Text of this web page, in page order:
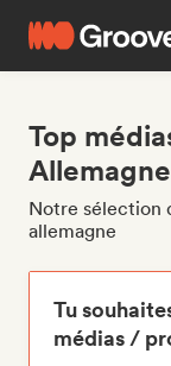
Top
Allemagne
Notre sélection
allemagne
Tu
médias /